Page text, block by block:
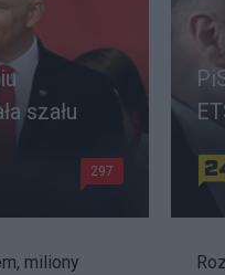
szału
297
miliony